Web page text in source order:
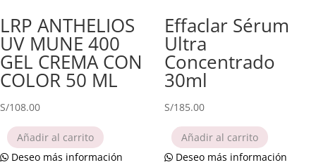
LRP ANTHELIOS
UV MUNE 400
GEL CREMA CON
COLOR 50 ML
S/108.00
Añadir al carrito
Deseo más información
Effaclar Sérum
Ultra
Concentrado
30ml
S/185.00
Añadir al carrito
Deseo más información